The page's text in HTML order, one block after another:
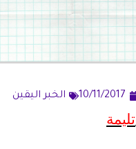
10/11/2017 الخبر اليقين
تليمة